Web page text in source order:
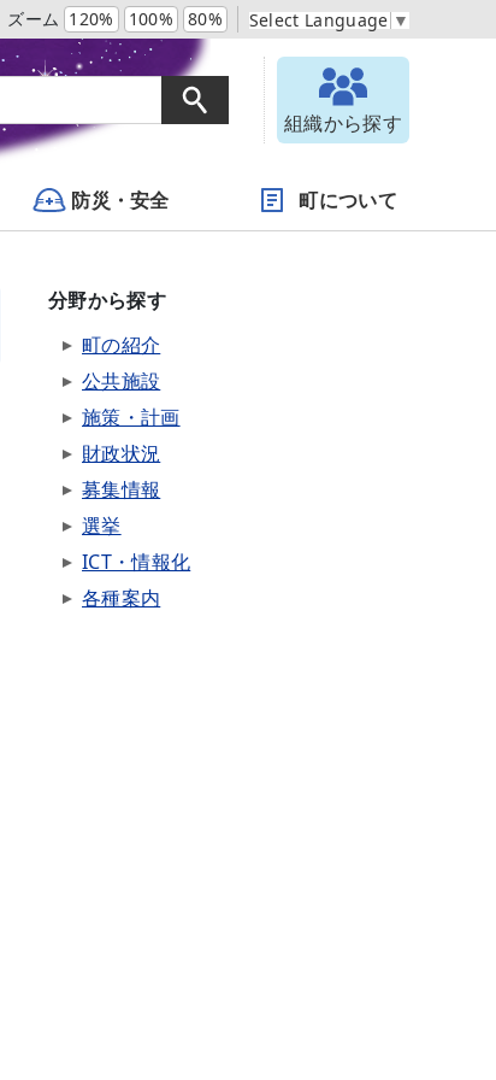
ズーム 120% 100% 80% Select Language ▼
組織から探す
防災・安全 町について
分野から探す
町の紹介
公共施設
施策・計画
財政状況
募集情報
選挙
ICT・情報化
各種案内